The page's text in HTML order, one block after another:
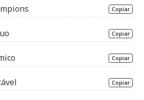
Copiar
Copiar
Copiar
Copiar